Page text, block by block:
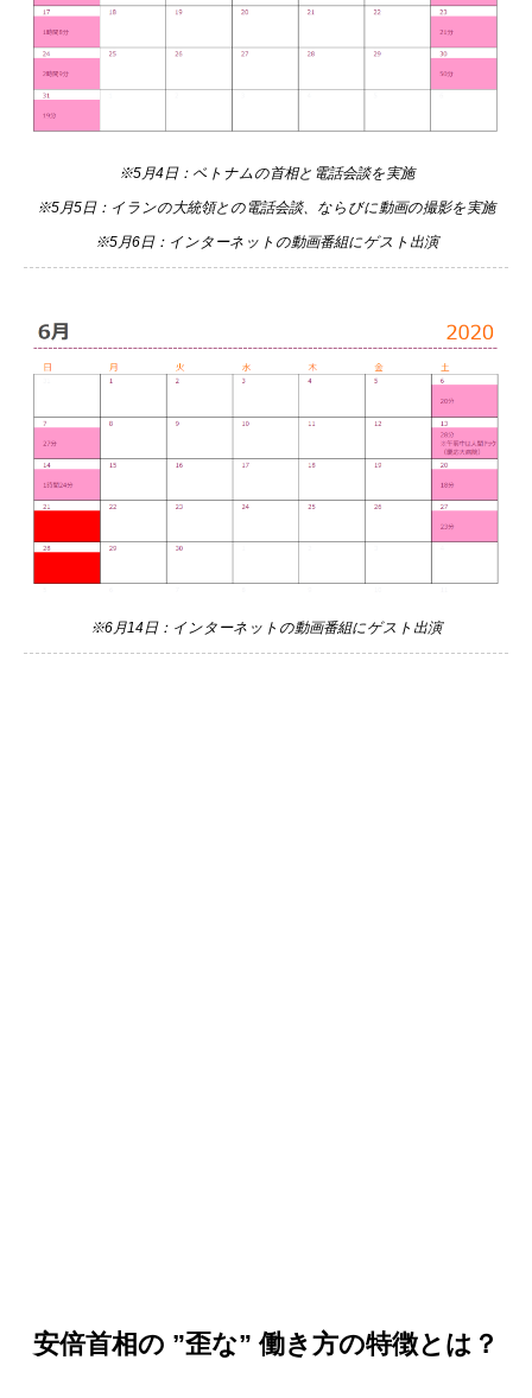
※5月4日：ベトナムの首相と電話会談を実施
※5月5日：イランの大統領との電話会談、ならびに動画の撮影を実施
※5月6日：インターネットの動画番組にゲスト出演
※6月14日：インターネットの動画番組にゲスト出演
安倍首相の ”歪な” 働き方の特徴とは？